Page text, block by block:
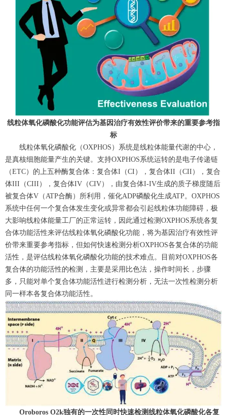
线粒体氧化磷酸化功能评估为基因治疗有效性评价带来的重要参考指
标
线粒体氧化磷酸化（OXPHOS）系统是线粒体能量代谢的中心，
是真核细胞能量产生的关键。支持OXPHOS系统运转的是电子传递链
（ETC）的上五种酶复合体：复合体I（CI），复合体II（CII），复合
体III（CIII），复合体IV（CIV），由复合体I-IV生成的质子梯度随后
被复合体V（ATP合酶）所利用，催化ADP磷酸化生成ATP。OXPHOS
系统中任何一个复合体发生变化或异常都会引起线粒体功能障碍，极
大影响线粒体能量工厂的正常运转，因此通过检测OXPHOS系统各复
合体功能活性来评估线粒体氧化磷酸化功能，将为基因治疗有效性评
价带来重要参考指标，但如何快速检测分析OXPHOS各复合体的功能
活性，是评估线粒体氧化磷酸化功能的技术难点。目前对OXPHOS各
复合体的功能活性的检测，主要是采用比色法，操作时间长，步骤
多，只能对单个复合体功能活性进行检测分析，无法一次性检测分析
同一样本各复合体功能活性。
Oroboros O2k独有的一次性同时快速检测线粒体氧化磷酸化各复